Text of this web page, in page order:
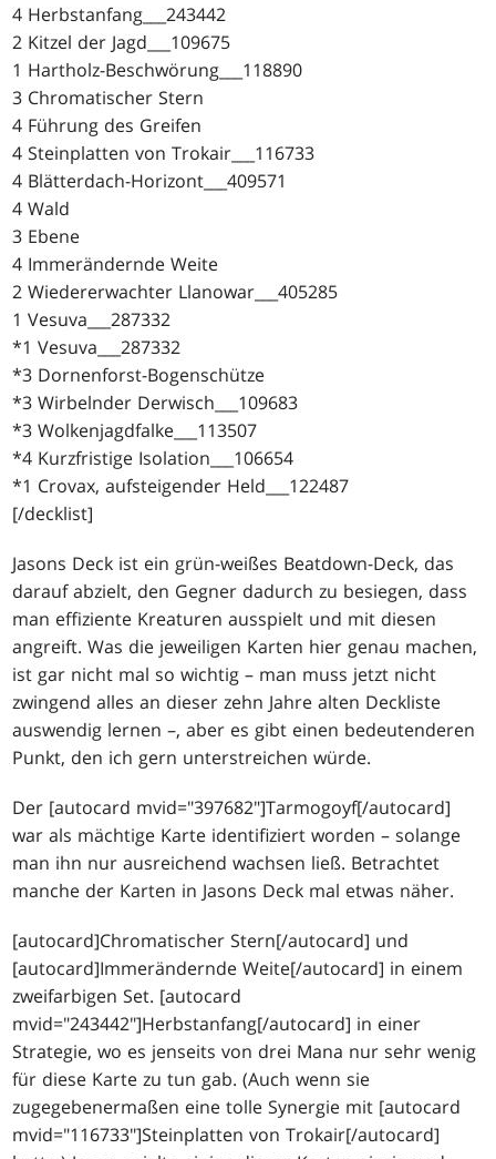
4 Herbstanfang___243442
2 Kitzel der Jagd___109675
1 Hartholz-Beschwörung___118890
3 Chromatischer Stern
4 Führung des Greifen
4 Steinplatten von Trokair___116733
4 Blätterdach-Horizont___409571
4 Wald
3 Ebene
4 Immerändernde Weite
2 Wiedererwachter Llanowar___405285
1 Vesuva___287332
*1 Vesuva___287332
*3 Dornenforst-Bogenschütze
*3 Wirbelnder Derwisch___109683
*3 Wolkenjagdfalke___113507
*4 Kurzfristige Isolation___106654
*1 Crovax, aufsteigender Held___122487
[/decklist]
Jasons Deck ist ein grün-weißes Beatdown-Deck, das
darauf abzielt, den Gegner dadurch zu besiegen, dass
man effiziente Kreaturen ausspielt und mit diesen
angreift. Was die jeweiligen Karten hier genau machen,
ist gar nicht mal so wichtig – man muss jetzt nicht
zwingend alles an dieser zehn Jahre alten Deckliste
auswendig lernen –, aber es gibt einen bedeutenderen
Punkt, den ich gern unterstreichen würde.
Der [autocard mvid="397682"]Tarmogoyf[/autocard]
war als mächtige Karte identifiziert worden – solange
man ihn nur ausreichend wachsen ließ. Betrachtet
manche der Karten in Jasons Deck mal etwas näher.
[autocard]Chromatischer Stern[/autocard] und
[autocard]Immerändernde Weite[/autocard] in einem
zweifarbigen Set. [autocard
mvid="243442"]Herbstanfang[/autocard] in einer
Strategie, wo es jenseits von drei Mana nur sehr wenig
für diese Karte zu tun gab. (Auch wenn sie
zugegebenermaßen eine tolle Synergie mit [autocard
mvid="116733"]Steinplatten von Trokair[/autocard]